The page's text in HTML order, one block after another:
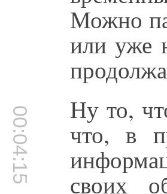
Можно
или уже
00:04:15 Ну то,
что, в
своих